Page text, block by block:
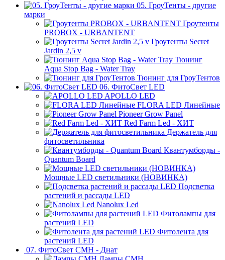
05. ГроуТенты - другие
марки
Гроутенты
PROBOX - URBANTENT
Гроутенты Secret
Jardin 2,5 v
Тюнинг
Aqua Stop Bag - Water Tray
Тюнинг для ГроуТентов
06. ФитоСвет LED
APOLLO LED
FLORA LED Линейные
Pioneer Grow Panel
Red Farm Led - ХИТ
Держатель для
фитосветильника
Квантумборды -
Quantum Board
Мощные LED светильники (НОВИНКА)
Подсветка
растений и рассады LED
Nanolux Led
Фитолампы для
растений LED
Фитолента для
растений LED
07. ФитоСвет CMH - Днат